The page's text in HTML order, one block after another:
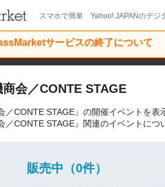
スマホで簡単 Yahoo! JAPANのデジ
サービスの終了について
会／CONTE STAGE
／CONTE STAGE』の開催イベントを表
／CONTE STAGE』関連のイベントにつ
販売中（0件）